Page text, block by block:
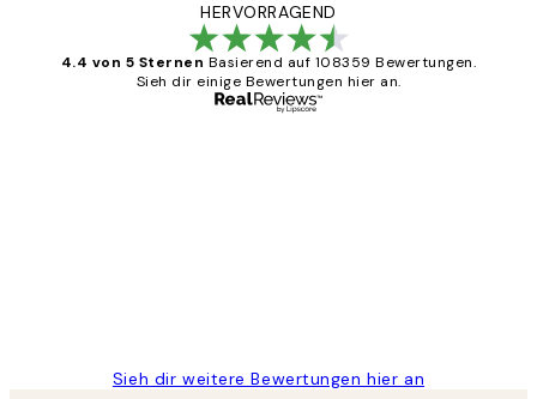
HERVORRAGEND
4.4 von 5 Sternen Basierend auf 108359 Bewertungen.
Sieh dir einige Bewertungen hier an.
Sieh dir weitere Bewertungen hier an